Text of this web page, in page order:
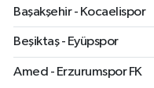
Başakşehir - Kocaelispor
Beşiktaş - Eyüpspor
Amed - Erzurumspor FK